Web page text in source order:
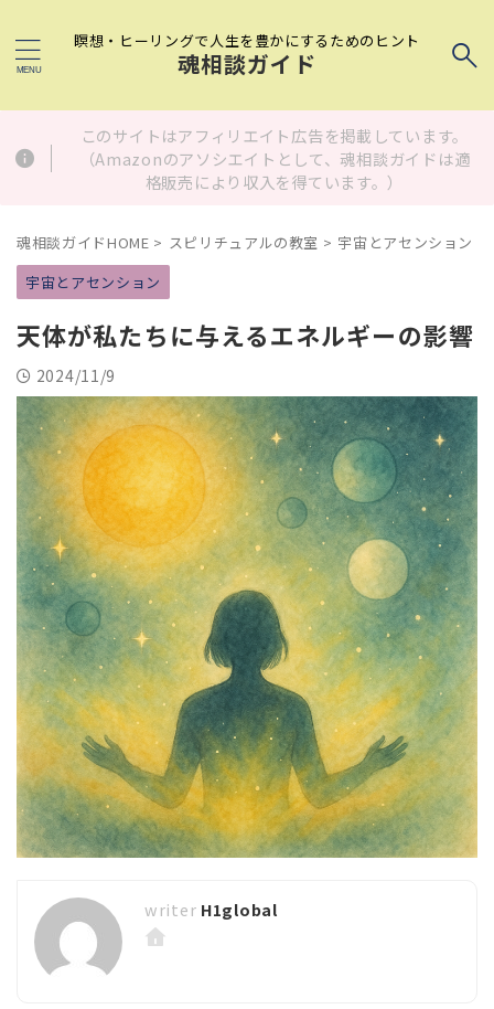
瞑想・ヒーリングで人生を豊かにするためのヒント
魂相談ガイド
このサイトはアフィリエイト広告を掲載しています。
（Amazonのアソシエイトとして、魂相談ガイドは適
格販売により収入を得ています。）
魂相談ガイドHOME > スピリチュアルの教室 > 宇宙とアセンション
宇宙とアセンション
天体が私たちに与えるエネルギーの影響
2024/11/9
H1global